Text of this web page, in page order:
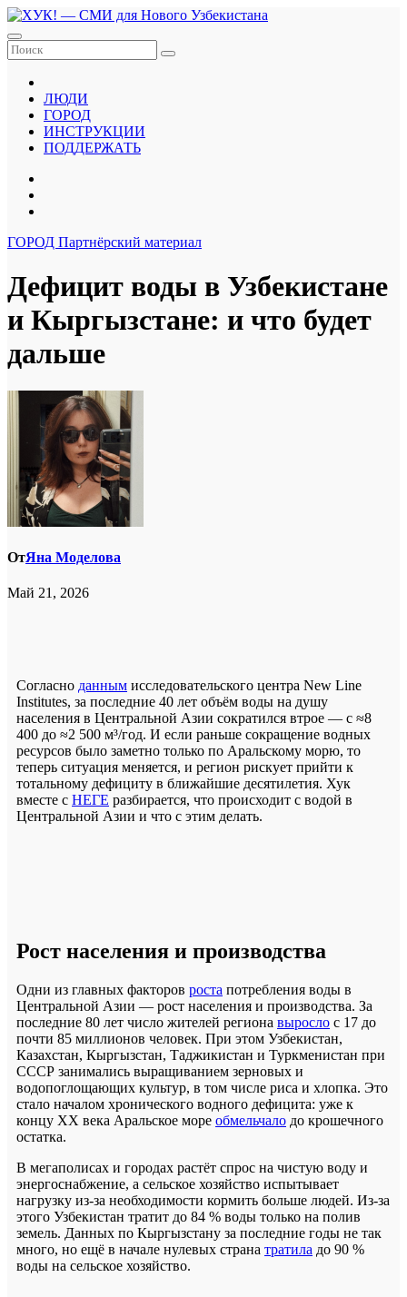
Перейти
к
содержанию
ЛЮДИ
ГОРОД
ИНСТРУКЦИИ
ПОДДЕРЖАТЬ
ГОРОД Партнёрский материал
Дефицит воды в Узбекистане
и Кыргызстане: и что будет
дальше
ОтЯна Моделова
Май 21, 2026
Согласно данным исследовательского центра New Line
Institutes, за последние 40 лет объём воды на душу
населения в Центральной Азии сократился втрое — с ≈8
400 до ≈2 500 м³/год. И если раньше сокращение водных
ресурсов было заметно только по Аральскому морю, то
теперь ситуация меняется, и регион рискует прийти к
тотальному дефициту в ближайшие десятилетия. Хук
вместе с НЕГЕ разбирается, что происходит с водой в
Центральной Азии и что с этим делать.
Рост населения и производства
Одни из главных факторов роста потребления воды в
Центральной Азии — рост населения и производства. За
последние 80 лет число жителей региона выросло с 17 до
почти 85 миллионов человек. При этом Узбекистан,
Казахстан, Кыргызстан, Таджикистан и Туркменистан при
СССР занимались выращиванием зерновых и
водопоглощающих культур, в том числе риса и хлопка. Это
стало началом хронического водного дефицита: уже к
концу XX века Аральское море обмельчало до крошечного
остатка.
В мегаполисах и городах растёт спрос на чистую воду и
энергоснабжение, а сельское хозяйство испытывает
нагрузку из-за необходимости кормить больше людей. Из-за
этого Узбекистан тратит до 84 % воды только на полив
земель. Данных по Кыргызстану за последние годы не так
много, но ещё в начале нулевых страна тратила до 90 %
воды на сельское хозяйство.